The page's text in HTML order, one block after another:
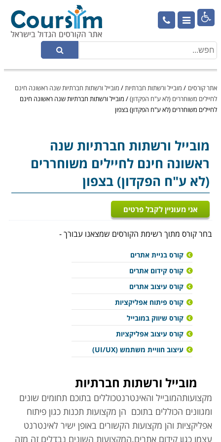

אתר קורסים / מובייל ורשתות חברתיות/ מובייל ורשתות חברתיות שנה ראשונה חינם
לחיילים משוחררים (לא ע"ח הפקדון)/ מובייל ורשתות חברתיות שנה ראשונה חינם
לחיילים משוחררים (לא ע"ח הפקדון) בצפון
מובייל ורשתות חברתיותשנה
ראשונה חינם לחיילים משוחררים
(לא ע"ח הפקדון) בצפון
אני מעוניין לקבל פרטים
בחר קורס מתוך רשימת הקורסים שמצאנו עבורך -
קורס בניית אתרים
קורס קידום אתרים
קורס עיצוב אתרים
קורס פיתוח אפליקציות
קורס שיווק במובייל
קורס עיצוב אפליקציות
עיצוב חוויית משתמש (UI/UX)
מובייל ורשתות חברתיות
מקצועותהמובייל והאינטרנטכוללים בתוכם תחומים שונים
ומגוונים הכוללים בתוכם הן מקצועות תכנות כגון פיתוח
אפליקציות והן מקצועות הקשורים באופן ישיר לאינטרנט
עצמו כגון קידום אתרים.המקצועות השונים נבדלים זה מזה